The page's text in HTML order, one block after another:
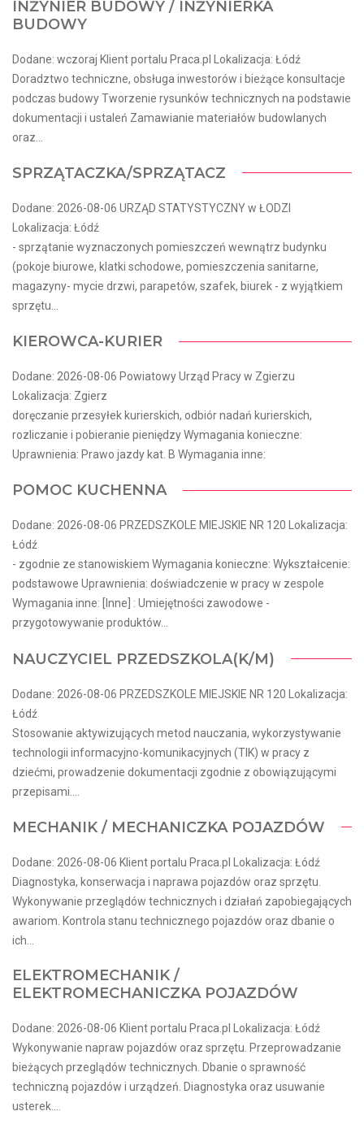
INŻYNIER BUDOWY / INŻYNIERKA
BUDOWY
Dodane: wczoraj Klient portalu Praca.pl Lokalizacja: Łódź
Doradztwo techniczne, obsługa inwestorów i bieżące konsultacje
podczas budowy Tworzenie rysunków technicznych na podstawie
dokumentacji i ustaleń Zamawianie materiałów budowlanych
oraz...
SPRZĄTACZKA/SPRZĄTACZ
Dodane: 2026-08-06 URZĄD STATYSTYCZNY w ŁODZI
Lokalizacja: Łódź
- sprzątanie wyznaczonych pomieszczeń wewnątrz budynku
(pokoje biurowe, klatki schodowe, pomieszczenia sanitarne,
magazyny- mycie drzwi, parapetów, szafek, biurek - z wyjątkiem
sprzętu...
KIEROWCA-KURIER
Dodane: 2026-08-06 Powiatowy Urząd Pracy w Zgierzu
Lokalizacja: Zgierz
doręczanie przesyłek kurierskich, odbiór nadań kurierskich,
rozliczanie i pobieranie pieniędzy Wymagania konieczne:
Uprawnienia: Prawo jazdy kat. B Wymagania inne:
POMOC KUCHENNA
Dodane: 2026-08-06 PRZEDSZKOLE MIEJSKIE NR 120 Lokalizacja:
Łódź
- zgodnie ze stanowiskiem Wymagania konieczne: Wykształcenie:
podstawowe Uprawnienia: doświadczenie w pracy w zespole
Wymagania inne: [Inne] : Umiejętności zawodowe -
przygotowywanie produktów...
NAUCZYCIEL PRZEDSZKOLA(K/M)
Dodane: 2026-08-06 PRZEDSZKOLE MIEJSKIE NR 120 Lokalizacja:
Łódź
Stosowanie aktywizujących metod nauczania, wykorzystywanie
technologii informacyjno-komunikacyjnych (TIK) w pracy z
dziećmi, prowadzenie dokumentacji zgodnie z obowiązującymi
przepisami....
MECHANIK / MECHANICZKA POJAZDÓW
Dodane: 2026-08-06 Klient portalu Praca.pl Lokalizacja: Łódź
Diagnostyka, konserwacja i naprawa pojazdów oraz sprzętu.
Wykonywanie przeglądów technicznych i działań zapobiegających
awariom. Kontrola stanu technicznego pojazdów oraz dbanie o
ich...
ELEKTROMECHANIK /
ELEKTROMECHANICZKA POJAZDÓW
Dodane: 2026-08-06 Klient portalu Praca.pl Lokalizacja: Łódź
Wykonywanie napraw pojazdów oraz sprzętu. Przeprowadzanie
bieżących przeglądów technicznych. Dbanie o sprawność
techniczną pojazdów i urządzeń. Diagnostyka oraz usuwanie
usterek....